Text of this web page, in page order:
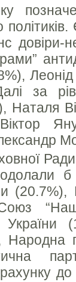
довіри-
Леонід
за
Наталя
б
України
Народна